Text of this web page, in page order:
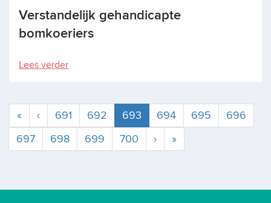
Verstandelijk gehandicapte
bomkoeriers
Lees verder
« ‹ 691 692 693 Huidige
694 695
696
697
698 699 700 › »